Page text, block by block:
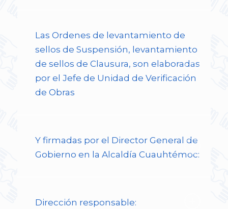
Las Ordenes de levantamiento de
sellos de Suspensión, levantamiento
de sellos de Clausura, son elaboradas
por el Jefe de Unidad de Verificación
de Obras
Y firmadas por el Director General de
Gobierno en la Alcaldía Cuauhtémoc:
Dirección responsable: